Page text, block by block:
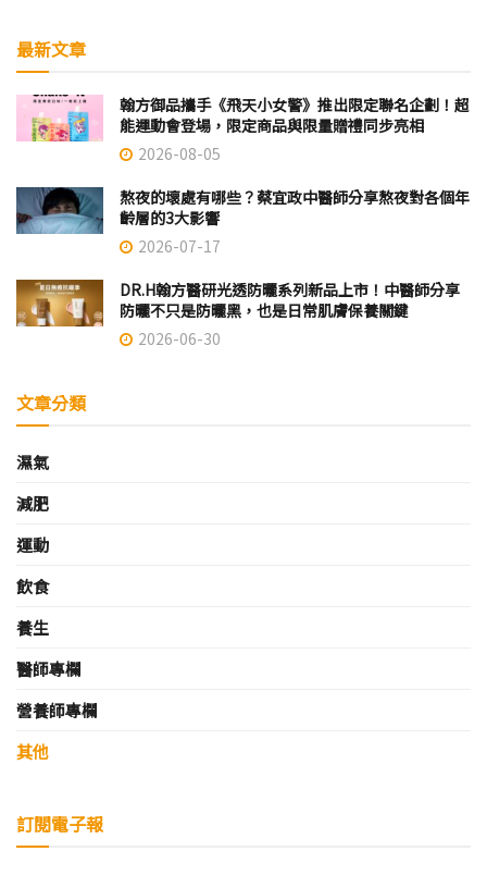
最新文章
翰方御品攜手《飛天小女警》推出限定聯名企劃！超
能運動會登場，限定商品與限量贈禮同步亮相
2026-08-05
熬夜的壞處有哪些？蔡宜政中醫師分享熬夜對各個年
齡層的3大影響
2026-07-17
DR.H翰方醫研光透防曬系列新品上市！中醫師分享
防曬不只是防曬黑，也是日常肌膚保養關鍵
2026-06-30
文章分類
濕氣
減肥
運動
飲食
養生
醫師專欄
營養師專欄
其他
訂閱電子報